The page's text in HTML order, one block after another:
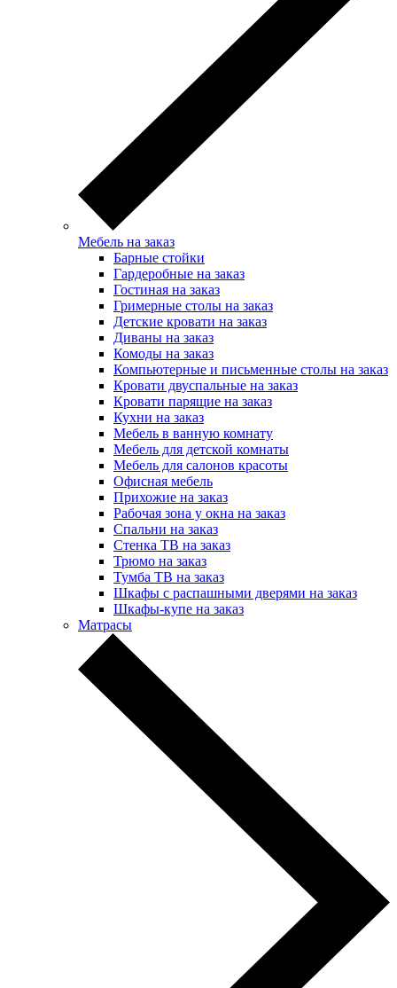
Мебель на заказ
Барные стойки
Гардеробные на заказ
Гостиная на заказ
Гримерные столы на заказ
Детские кровати на заказ
Диваны на заказ
Комоды на заказ
Компьютерные и письменные столы на заказ
Кровати двуспальные на заказ
Кровати парящие на заказ
Кухни на заказ
Мебель в ванную комнату
Мебель для детской комнаты
Мебель для салонов красоты
Офисная мебель
Прихожие на заказ
Рабочая зона у окна на заказ
Спальни на заказ
Стенка ТВ на заказ
Трюмо на заказ
Тумба ТВ на заказ
Шкафы с распашными дверями на заказ
Шкафы-купе на заказ
Матрасы